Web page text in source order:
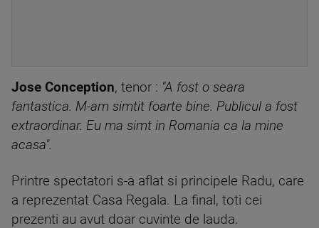
Jose Conception, tenor : "A fost o seara
fantastica. M-am simtit foarte bine. Publicul a fost
extraordinar. Eu ma simt in Romania ca la mine
acasa".
Printre spectatori s-a aflat si principele Radu, care
a reprezentat Casa Regala. La final, toti cei
prezenti au avut doar cuvinte de lauda.